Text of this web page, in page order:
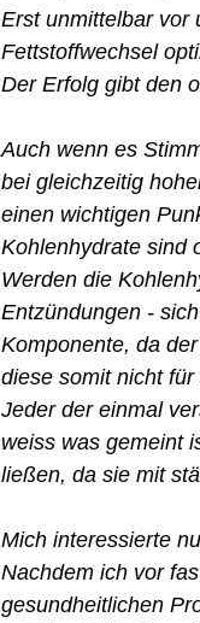
Erst unmittelbar vor
Fettstoffwechsel
Der Erfolg gibt den
Auch wenn es
bei gleichzeitig
einen wichtigen
Kohlenhydrate sind
Werden die
Entzündungen -
Komponente, da
diese somit nicht
Jeder der einmal
weiss was gemeint
ließen, da sie mit
Mich interessierte
Nachdem ich vor
gesundheitlichen